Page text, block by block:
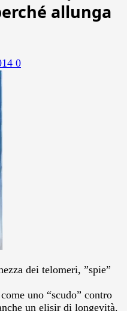
allunga
0
dei telomeri, ”spie”
uno “scudo” contro
un elisir di longevità.